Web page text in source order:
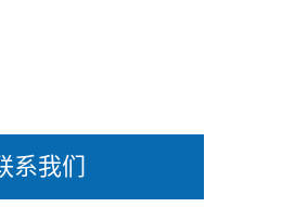
系我们